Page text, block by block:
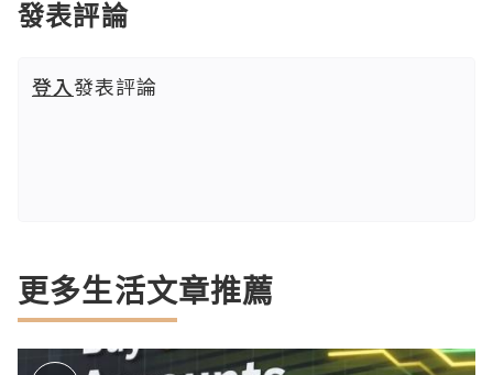
發表評論
登入發表評論
更多生活文章推薦